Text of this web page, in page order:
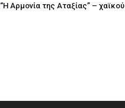
“Η Αρμονία της Αταξίας” – χαϊκού